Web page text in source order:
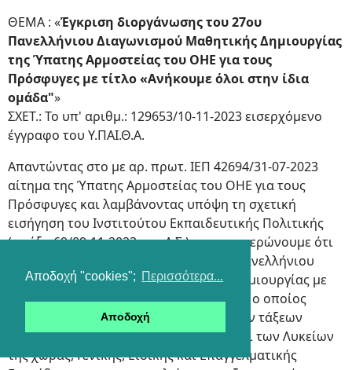
Αποδοχή "cookies"; Περισσότερα...
Αποδοχή
ΘΕΜΑ : «Έγκριση διοργάνωσης του 27ου
Πανελλήνιου Διαγωνισμού Μαθητικής Δημιουργίας
της Ύπατης Αρμοστείας του ΟΗΕ για τους
Πρόσφυγες με τίτλο «Ανήκουμε όλοι στην ίδια
ομάδα"»
ΣΧΕΤ.: To υπ' αριθμ.: 129653/10-11-2023 εισερχόμενο
έγγραφο του Υ.ΠΑΙ.Θ.Α.
Απαντώντας στο με αρ. πρωτ. ΙΕΠ 42694/31-07-2023
αίτημα της Ύπατης Αρμοστείας του ΟΗΕ για τους
Πρόσφυγες και λαμβάνοντας υπόψη τη σχετική
εισήγηση του Ινστιτούτου Εκπαιδευτικής Πολιτικής
(πράξη 69/09-11-2023 του Δ.Σ.), σας ενημερώνουμε ότι
εγκρίνουμε τη διοργάνωση του 27ου Πανελλήνιου
Μαθητικού Διαγωνισμού Μαθητικής Δημιουργίας με
τίτλο «Ανήκουμε όλοι στην ίδια ομάδα» ο οποίος
απευθύνεται σε μαθητές/τριες όλων των τάξεων
Δημοτικού Σχολείου, των Γυμνασίων και των Λυκείων
της χώρας, Γενικής, Ειδικής και Επαγγελματικής